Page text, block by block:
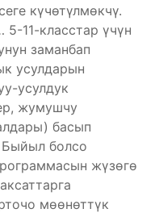
күчөтүлмөкчү.
11-класстар үчүн
заманбап
усулдарын
усулдук
жумушчу
басып
Быйыл болсо
жүзөгө
мөөнөттүк